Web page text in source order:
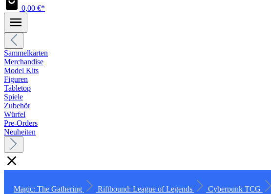
0,00 €*
Sammelkarten
Merchandise
Model Kits
Figuren
Tabletop
Spiele
Zubehör
Würfel
Pre-Orders
Neuheiten
Magic: The Gathering Riftbound: League of Legends Cyberpunk TCG